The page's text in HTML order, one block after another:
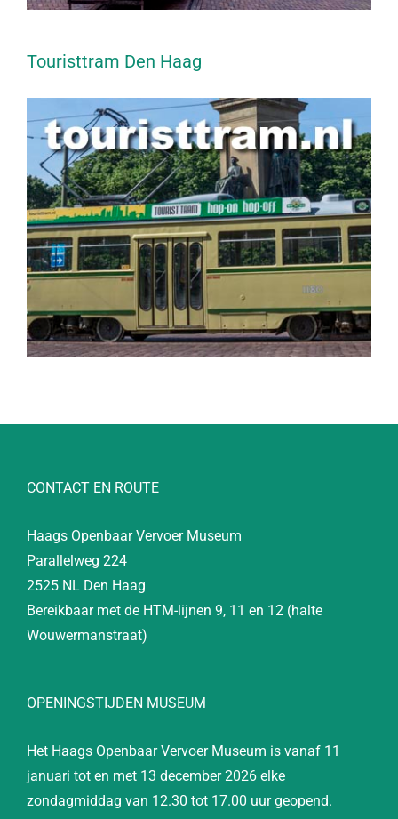
Touristtram Den Haag
CONTACT EN ROUTE
Haags Openbaar Vervoer Museum
Parallelweg 224
2525 NL Den Haag
Bereikbaar met de HTM-lijnen 9, 11 en 12 (halte
Wouwermanstraat)
OPENINGSTIJDEN MUSEUM
Het Haags Openbaar Vervoer Museum is vanaf 11
januari tot en met 13 december 2026 elke
zondagmiddag van 12.30 tot 17.00 uur geopend.